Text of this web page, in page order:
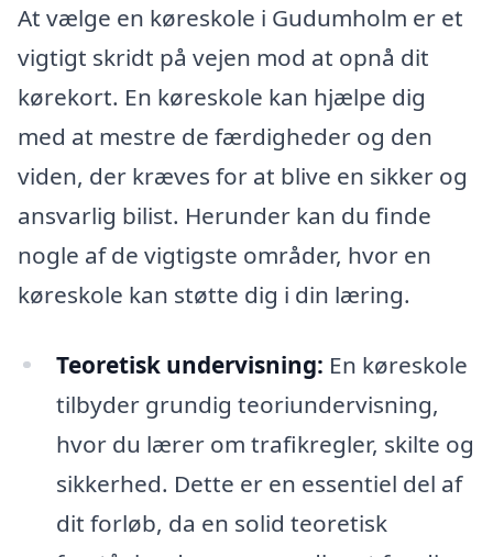
At vælge en køreskole i Gudumholm er et
vigtigt skridt på vejen mod at opnå dit
kørekort. En køreskole kan hjælpe dig
med at mestre de færdigheder og den
viden, der kræves for at blive en sikker og
ansvarlig bilist. Herunder kan du finde
nogle af de vigtigste områder, hvor en
køreskole kan støtte dig i din læring.
Teoretisk undervisning: En køreskole
tilbyder grundig teoriundervisning,
hvor du lærer om trafikregler, skilte og
sikkerhed. Dette er en essentiel del af
dit forløb, da en solid teoretisk